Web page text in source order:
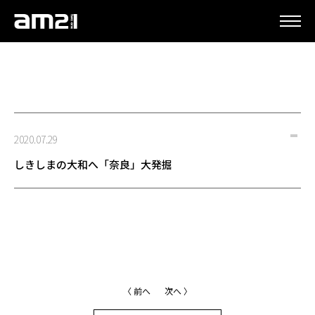
2020.07.29
しきしまの大和へ「奈良」大発掘
〈 前へ 次へ 〉